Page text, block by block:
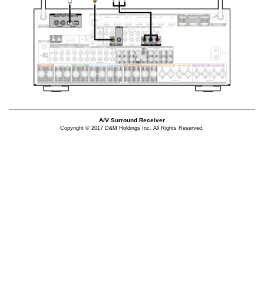
A/V Surround Receiver
Copyright © 2017 D&M Holdings Inc. All Rights Reserved.